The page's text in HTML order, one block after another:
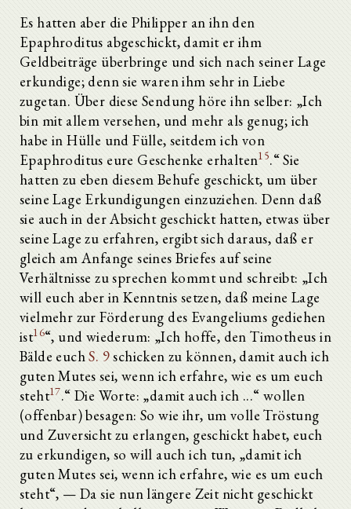
Es hatten aber die Philipper an ihn den
Epaphroditus abgeschickt, damit er ihm
Geldbeiträge überbringe und sich nach seiner Lage
erkundige; denn sie waren ihm sehr in Liebe
zugetan. Über diese Sendung höre ihn selber: „Ich
bin mit allem versehen, und mehr als genug; ich
habe in Hülle und Fülle, seitdem ich von
Epaphroditus eure Geschenke erhalten15.“ Sie
hatten zu eben diesem Behufe geschickt, um über
seine Lage Erkundigungen einzuziehen. Denn daß
sie auch in der Absicht geschickt hatten, etwas über
seine Lage zu erfahren, ergibt sich daraus, daß er
gleich am Anfange seines Briefes auf seine
Verhältnisse zu sprechen kommt und schreibt: „Ich
will euch aber in Kenntnis setzen, daß meine Lage
vielmehr zur Förderung des Evangeliums gediehen
ist16“, und wiederum: „Ich hoffe, den Timotheus in
Bälde euchS. 9schicken zu können, damit auch ich
guten Mutes sei, wenn ich erfahre, wie es um euch
steht17.“ Die Worte: „damit auch ich ...“ wollen
(offenbar) besagen: So wie ihr, um volle Tröstung
und Zuversicht zu erlangen, geschickt habet, euch
zu erkundigen, so will auch ich tun, „damit ich
guten Mutes sei, wenn ich erfahre, wie es um euch
steht“, — Da sie nun längere Zeit nicht geschickt